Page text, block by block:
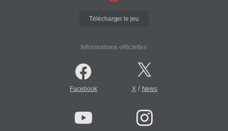
Télécharger le jeu
Informations officielles
Facebook X/ News